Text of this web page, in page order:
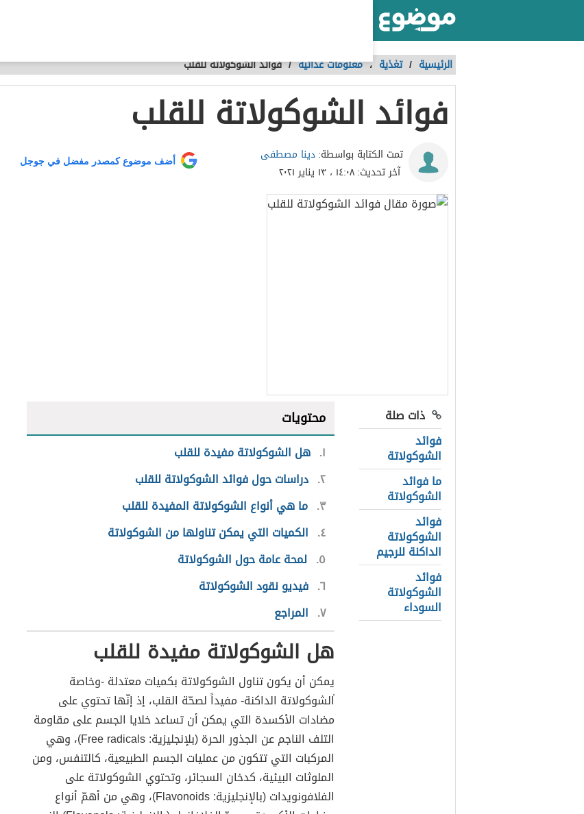
الرئيسية / تغذية ،معلومات غذائية /فوائد الشوكولاتة للقلب
فوائد الشوكولاتة للقلب
تمت الكتابة بواسطة:دينا مصطفى
آخر تحديث:١٤:٠٨ ، ١٣ يناير ٢٠٢١
أضف موضوع كمصدر مفضل في جوجل
ذات صلة
فوائد
الشوكولاتة
ما فوائد
الشوكولاتة
فوائد
الشوكولاتة
الداكنة للرجيم
فوائد
الشوكولاتة
السوداء
محتويات
١ هل الشوكولاتة مفيدة للقلب
٢ دراسات حول فوائد الشوكولاتة للقلب
٣ ما هي أنواع الشوكولاتة المفيدة للقلب
٤ الكميات التي يمكن تناولها من الشوكولاتة
٥ لمحة عامة حول الشوكولاتة
٦ فيديو نقود الشوكولاتة
٧ المراجع
هل الشوكولاتة مفيدة للقلب
يمكن أن يكون تناول الشوكولاتة بكميات معتدلة -وخاصة
ًالشوكولاتة الداكنة- مفيداً لصحّة القلب، إذ إنّها تحتوي على
مضادات الأكسدة التي يمكن أن تساعد خلايا الجسم على مقاومة
التلف الناجم عن الجذور الحرة (بلإنجليزية: Free radicals)، وهي
المركبات التي تتكون من عمليات الجسم الطبيعية، كالتنفس، ومن
الملوثات البيئية، كدخان السجائر، وتحتوي الشوكولاتة على
الفلافونويدات (بالإنجليزية: Flavonoids)، وهي من أهمّ أنواع